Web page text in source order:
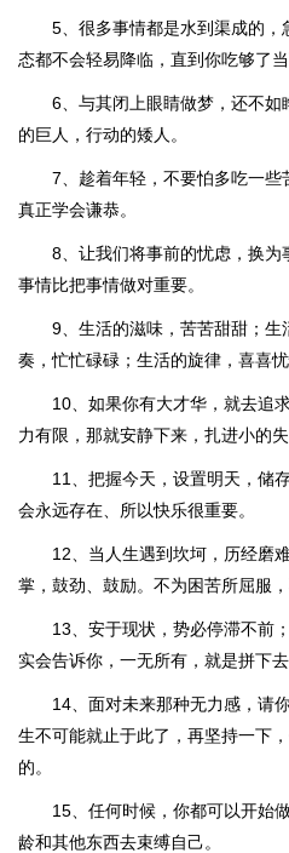
5、很多事情都是水到渠成的
态都不会轻易降临，直到你吃够了当
6、与其闭上眼睛做梦，还不
的巨人，行动的矮人。
7、趁着年轻，不要怕多吃一
真正学会谦恭。
8、让我们将事前的忧虑，换
事情比把事情做对重要。
9、生活的滋味，苦苦甜甜；
奏，忙忙碌碌；生活的旋律，喜喜
10、如果你有大才华，就去追
力有限，那就安静下来，扎进小的
11、把握今天，设置明天，储
会永远存在、所以快乐很重要。
12、当人生遇到坎坷，历经磨
掌，鼓劲、鼓励。不为困苦所屈服，
13、安于现状，势必停滞不前
实会告诉你，一无所有，就是拼下去
14、面对未来那种无力感，请
生不可能就止于此了，再坚持一下
的。
15、任何时候，你都可以开始
龄和其他东西去束缚自己。